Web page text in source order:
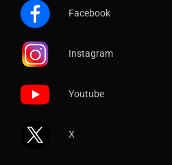
Facebook
Instagram
Youtube
X